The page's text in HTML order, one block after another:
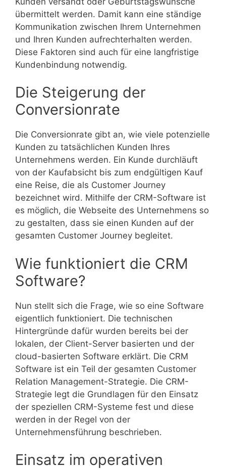
übermittelt werden. Damit kann eine ständige
Kommunikation zwischen Ihrem Unternehmen
und Ihren Kunden aufrechterhalten werden.
Diese Faktoren sind auch für eine langfristige
Kundenbindung notwendig.
Die Steigerung der
Conversionrate
Die Conversionrate gibt an, wie viele potenzielle
Kunden zu tatsächlichen Kunden Ihres
Unternehmens werden. Ein Kunde durchläuft
von der Kaufabsicht bis zum endgültigen Kauf
eine Reise, die als Customer Journey
bezeichnet wird. Mithilfe der CRM-Software ist
es möglich, die Webseite des Unternehmens so
zu gestalten, dass sie einen Kunden auf der
gesamten Customer Journey begleitet.
Wie funktioniert die CRM
Software?
Nun stellt sich die Frage, wie so eine Software
eigentlich funktioniert. Die technischen
Hintergründe dafür wurden bereits bei der
lokalen, der Client-Server basierten und der
cloud-basierten Software erklärt. Die CRM
Software ist ein Teil der gesamten Customer
Relation Management-Strategie. Die CRM-
Strategie legt die Grundlagen für den Einsatz
der speziellen CRM-Systeme fest und diese
werden in der Regel von der
Unternehmensführung beschrieben.
Einsatz im operativen